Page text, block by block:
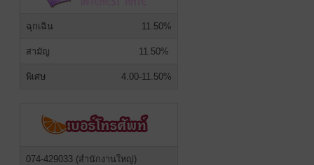
ฉุกเฉิน 11.50%
สามัญ 11.50%
พิเศษ 4.00-11.50%
074-429033 (สำนักงานใหญ่)